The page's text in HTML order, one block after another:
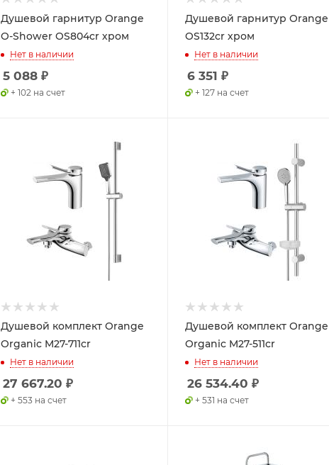
Душевой гарнитур Orange
O-Shower OS804cr хром
Нет в наличии
5 088₽
+ 102 на счет
Душевой гарнитур Orange
OS132cr хром
Нет в наличии
6 351 ₽
+ 127 на счет
Душевой комплект Orange
Organic M27-711cr
Нет в наличии
27 667.20 ₽
+ 553 на счет
Душевой комплект Orange
Organic M27-511cr
Нет в наличии
26 534.40 ₽
+ 531 на счет